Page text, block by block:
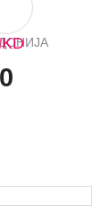
0